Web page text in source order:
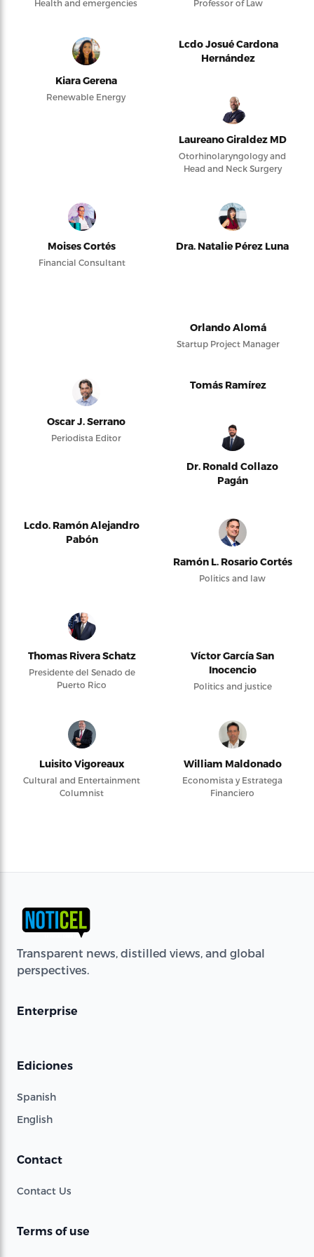
Health and emergencies Professor of Law
Kiara Gerena
Renewable Energy
Lcdo Josué Cardona
Hernández
Laureano Giraldez MD
Otorhinolaryngology and
Head and Neck Surgery
Moises Cortés
Financial Consultant
Dra. Natalie Pérez Luna
Orlando Alomá
Startup Project Manager
Oscar J. Serrano
Periodista Editor
Tomás Ramírez
Dr. Ronald Collazo
Pagán
Lcdo. Ramón Alejandro
Pabón
Ramón L. Rosario Cortés
Politics and law
Thomas Rivera Schatz
Presidente del Senado de
Puerto Rico
Víctor García San
Inocencio
Politics and justice
Luisito Vigoreaux
Cultural and Entertainment
Columnist
William Maldonado
Economista y Estratega
Financiero
Transparent news, distilled views, and global
perspectives.
Enterprise
Ediciones
Spanish
English
Contact
Contact Us
Terms of use